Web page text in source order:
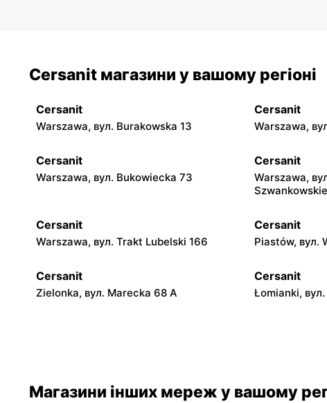
Cersanit магазини у вашому регіоні
Cersanit
Warszawa, вул. Burakowska 13
Cersanit
Warszawa,
Cersanit
Warszawa, вул. Bukowiecka 73
Cersanit
Warszawa,
Cersanit
Warszawa, вул. Trakt Lubelski 166
Cersanit
Piastów, вул.
Cersanit
Zielonka, вул. Marecka 68 A
Cersanit
Łomianki,
Cersanit Cersanit
Магазини інших мереж у вашому